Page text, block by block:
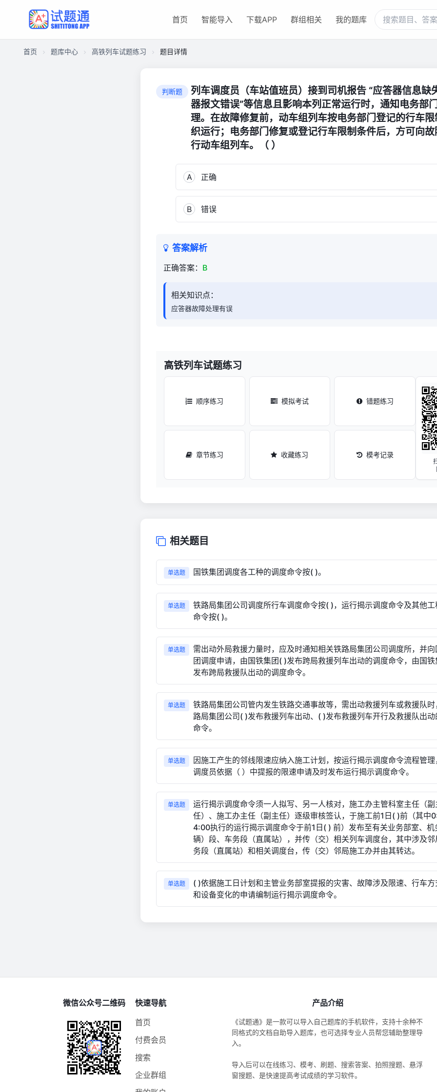
首页 智能导入 下载APP 群组相关 我的题库
首页 题库中心 高铁列车试题练习 题目详情
判断题
列车调度员（车站值班员）接到司机报告 “应答器信息缺
器报文错误”等信息且影响本列正常运行时，通知电务部
理。在故障修复前，动车组列车按电务部门登记的行车
织运行；电务部门修复或登记行车限制条件后，方可向
行动车组列车。（ ）
A 正确
B 错误
答案解析
正确答案： B
相关知识点：
应答器故障处理有误
高铁列车试题练习
顺序练习 模拟考试 错题练习
章节练习 收藏练习 模考记录
相关题目
单选题 国铁集团调度各工种的调度命令按( )。
单选题
铁路局集团公司调度所行车调度命令按( )，运行揭示调度命令及其他
命令按( )。
单选题
需出动外局救援力量时，应及时通知相关铁路局集团公司调度所，并
团调度申请，由国铁集团( )发布跨局救援列车出动的调度命令，由国
发布跨局救援队出动的调度命令。
单选题
铁路局集团公司管内发生铁路交通事故等，需出动救援列车或救援队
路局集团公司( )发布救援列车出动、( )发布救援列车开行及救援队出
命令。
单选题
因施工产生的邻线限速应纳入施工计划，按运行揭示调度命令流程管
调度员依据（ ）中提报的限速申请及时发布运行揭示调度命令。
单选题
运行揭示调度命令须一人拟写、另一人核对，施工办主管科室主任（副
任）、施工办主任（副主任）逐级审核签认，于施工前1日( )前（其中
4:00执行的运行揭示调度命令于前1日( ) 前）发布至有关业务部室、机
辆）段、车务段（直属站），并传（交）相关列车调度台，其中涉及
务段（直属站）和相关调度台，传（交）邻局施工办并由其转达。
单选题
( )依据施工日计划和主管业务部室提报的灾害、故障涉及限速、行车
和设备变化的申请编制运行揭示调度命令。
微信公众号二维码
快速导航
首页
付费会员
搜索
企业群组
产品介绍
《试题通》是一款可以导入自己题库的手机软件，支持十余种不
同格式的文档自助导入题库，也可选择专业人员帮您辅助整理导
入。
导入后可以在线练习、模考、刷题、搜索答案、拍照搜题、悬浮
窗搜题、是快速提高考试成绩的学习软件。